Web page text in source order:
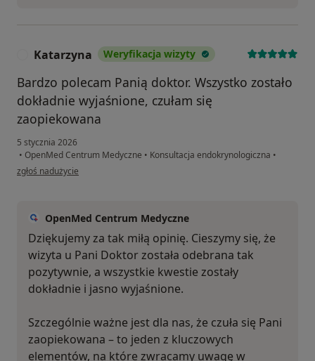
Katarzyna Weryfikacja wizyty
Bardzo polecam Panią doktor. Wszystko zostało
dokładnie wyjaśnione, czułam się
zaopiekowana
5 stycznia 2026
• OpenMed Centrum Medyczne • Konsultacja endokrynologiczna •
w opinii użytkownika Katarzyna
zgłoś nadużycie
OpenMed Centrum Medyczne
Dziękujemy za tak miłą opinię. Cieszymy się, że
wizyta u Pani Doktor została odebrana tak
pozytywnie, a wszystkie kwestie zostały
dokładnie i jasno wyjaśnione.
Szczególnie ważne jest dla nas, że czuła się Pani
zaopiekowana – to jeden z kluczowych
elementów, na które zwracamy uwagę w